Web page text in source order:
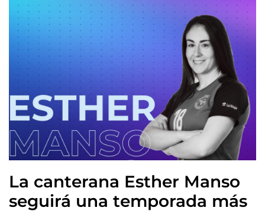
La canterana Esther Manso
seguirá una temporada más